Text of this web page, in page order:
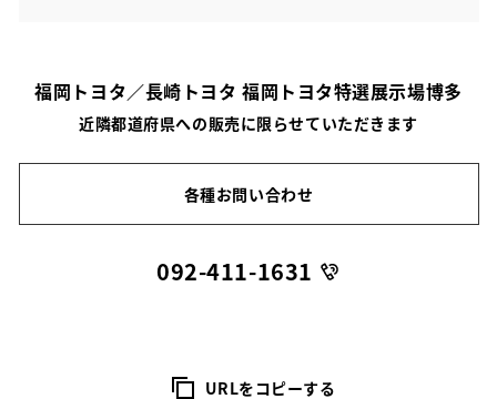
福岡トヨタ／長崎トヨタ 福岡トヨタ特選展示場博多
近隣都道府県への販売に限らせていただきます
各種お問い合わせ
092-411-1631
URLをコピーする